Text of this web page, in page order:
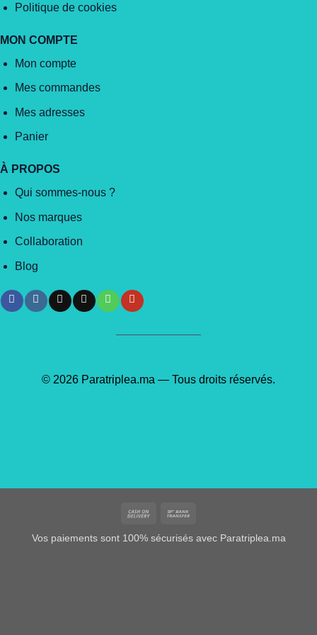
Politique de cookies
MON COMPTE
Mon compte
Mes commandes
Mes adresses
Panier
À PROPOS
Qui sommes-nous ?
Nos marques
Collaboration
Blog
© 2026 Paratriplea.ma — Tous droits réservés.
Cash
Delivery
Vos paiements sont 100% sécurisés avec Paratriplea.ma